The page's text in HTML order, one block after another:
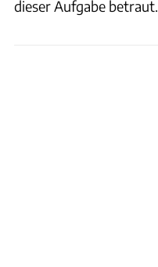
dieser Aufgabe betraut.